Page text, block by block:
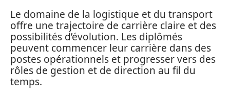
Le domaine de la logistique et du transport
offre une trajectoire de carrière claire et des
possibilités d’évolution. Les diplômés
peuvent commencer leur carrière dans des
postes opérationnels et progresser vers des
rôles de gestion et de direction au fil du
temps.